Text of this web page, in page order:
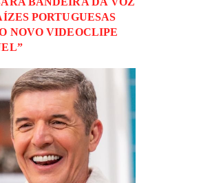
PORTUGUESAS
NOVO VIDEOCLIPE